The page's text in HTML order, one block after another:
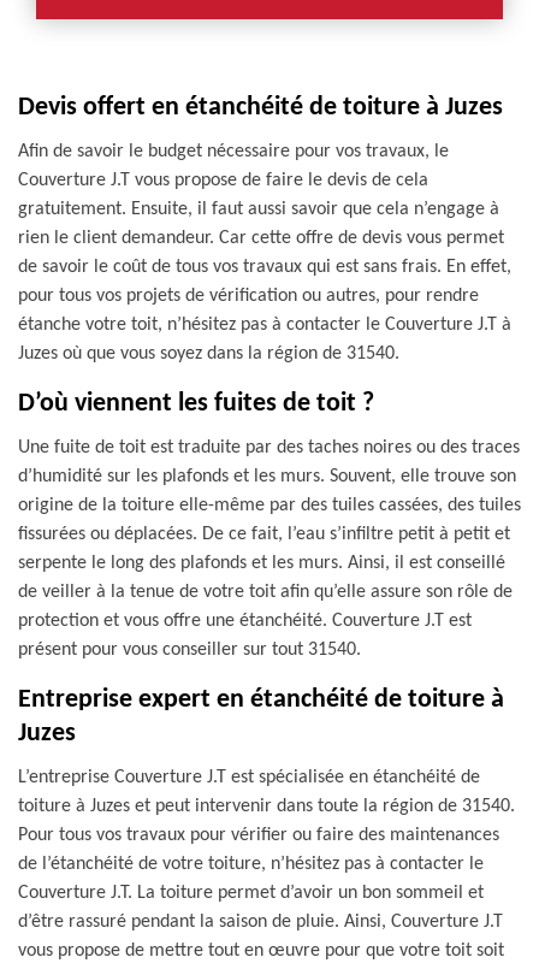
Devis offert en étanchéité de toiture à Juzes
Afin de savoir le budget nécessaire pour vos travaux, le
Couverture J.T vous propose de faire le devis de cela
gratuitement. Ensuite, il faut aussi savoir que cela n’engage à
rien le client demandeur. Car cette offre de devis vous permet
de savoir le coût de tous vos travaux qui est sans frais. En effet,
pour tous vos projets de vérification ou autres, pour rendre
étanche votre toit, n’hésitez pas à contacter le Couverture J.T à
Juzes où que vous soyez dans la région de 31540.
D’où viennent les fuites de toit ?
Une fuite de toit est traduite par des taches noires ou des traces
d’humidité sur les plafonds et les murs. Souvent, elle trouve son
origine de la toiture elle-même par des tuiles cassées, des tuiles
fissurées ou déplacées. De ce fait, l’eau s’infiltre petit à petit et
serpente le long des plafonds et les murs. Ainsi, il est conseillé
de veiller à la tenue de votre toit afin qu’elle assure son rôle de
protection et vous offre une étanchéité. Couverture J.T est
présent pour vous conseiller sur tout 31540.
Entreprise expert en étanchéité de toiture à
Juzes
L’entreprise Couverture J.T est spécialisée en étanchéité de
toiture à Juzes et peut intervenir dans toute la région de 31540.
Pour tous vos travaux pour vérifier ou faire des maintenances
de l’étanchéité de votre toiture, n’hésitez pas à contacter le
Couverture J.T. La toiture permet d’avoir un bon sommeil et
d’être rassuré pendant la saison de pluie. Ainsi, Couverture J.T
vous propose de mettre tout en œuvre pour que votre toit soit